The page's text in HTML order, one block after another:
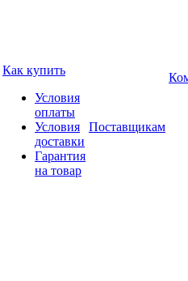
Как купить
Условия
оплаты
Условия
доставки
Гарантия
на товар
Поставщикам